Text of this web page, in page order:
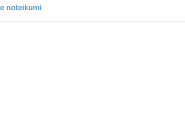
noteikumi